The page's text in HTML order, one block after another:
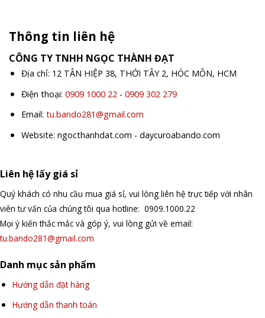
Thông tin liên hệ
CÔNG TY TNHH NGỌC THÀNH ĐẠT
Địa chỉ: 12 TÂN HIỆP 38, THỚI TÂY 2, HÓC MÔN, HCM
Điện thoại: 0909 1000 22- 0909 302 279
Email: tu.bando281@gmail.com
Website: ngocthanhdat.com - daycuroabando.com
Liên hệ lấy giá sỉ
Quý khách có nhu cầu mua giá sỉ, vui lòng liên hệ trực tiếp với nhân
viên tư vấn của chúng tôi qua hotline: 0909.1000.22
Mọi ý kiến thắc mắc và góp ý, vui lòng gửi về email:
tu.bando281@gmail.com
Danh mục sản phẩm
Hướng dẫn đặt hàng
Hướng dẫn thanh toán